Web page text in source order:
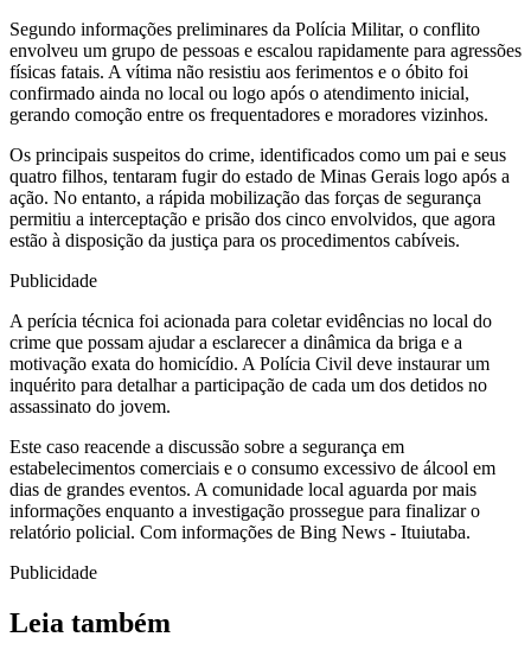
Segundo informações preliminares da Polícia Militar, o conflito
envolveu um grupo de pessoas e escalou rapidamente para agressões
físicas fatais. A vítima não resistiu aos ferimentos e o óbito foi
confirmado ainda no local ou logo após o atendimento inicial,
gerando comoção entre os frequentadores e moradores vizinhos.
Os principais suspeitos do crime, identificados como um pai e seus
quatro filhos, tentaram fugir do estado de Minas Gerais logo após a
ação. No entanto, a rápida mobilização das forças de segurança
permitiu a interceptação e prisão dos cinco envolvidos, que agora
estão à disposição da justiça para os procedimentos cabíveis.
Publicidade
A perícia técnica foi acionada para coletar evidências no local do
crime que possam ajudar a esclarecer a dinâmica da briga e a
motivação exata do homicídio. A Polícia Civil deve instaurar um
inquérito para detalhar a participação de cada um dos detidos no
assassinato do jovem.
Este caso reacende a discussão sobre a segurança em
estabelecimentos comerciais e o consumo excessivo de álcool em
dias de grandes eventos. A comunidade local aguarda por mais
informações enquanto a investigação prossegue para finalizar o
relatório policial. Com informações de Bing News - Ituiutaba.
Publicidade
Leia também